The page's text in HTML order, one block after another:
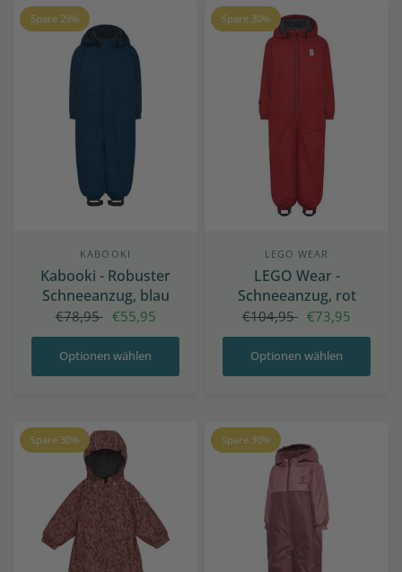
Spare 29%
KABOOKI
Kabooki - Robuster
Schneeanzug, blau
€78,95 €55,95
Optionen wählen
Spare 30%
LEGO WEAR
LEGO Wear -
Schneeanzug, rot
€104,95 €73,95
Optionen wählen
Spare 30% Spare 30%